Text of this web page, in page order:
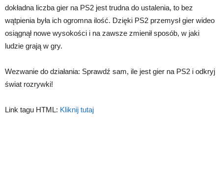
dokładna liczba gier na PS2 jest trudna do ustalenia, to bez
wątpienia była ich ogromna ilość. Dzięki PS2 przemysł gier wideo
osiągnął nowe wysokości i na zawsze zmienił sposób, w jaki
ludzie grają w gry.
Wezwanie do działania: Sprawdź sam, ile jest gier na PS2 i odkryj
świat rozrywki!
Link tagu HTML: Kliknij tutaj